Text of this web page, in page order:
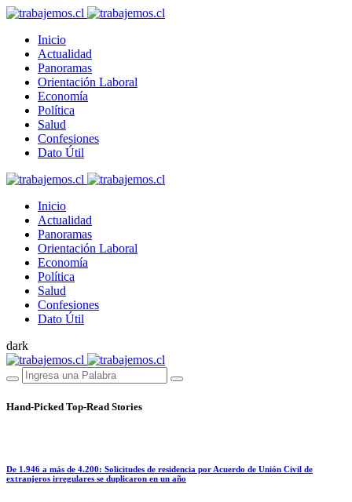
Inicio
Actualidad
Panoramas
Orientación Laboral
Economía
Política
Salud
Confesiones
Dato Útil
Inicio
Actualidad
Panoramas
Orientación Laboral
Economía
Política
Salud
Confesiones
Dato Útil
dark
Hand-Picked Top-Read Stories
De 1.946 a más de 4.200: Solicitudes de residencia por Acuerdo de Unión Civil de
extranjeros irregulares se duplicaron en un año